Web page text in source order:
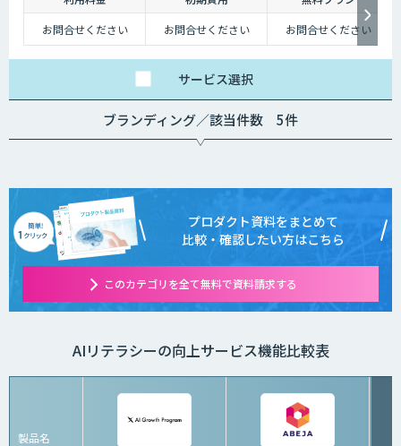
お問合せください
お問合せください お問合せください
サービス選択
ブランディング／該当件数 5件
プロダクト資料をまとめて
比較・確認したい方はこちら
このカテゴリを全て無料で資料請求する
AIリテラシーの向上サービス機能比較表
製品名